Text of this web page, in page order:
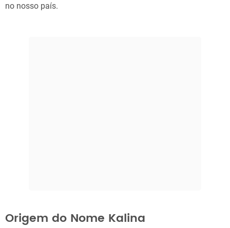
no nosso país.
Origem do Nome Kalina